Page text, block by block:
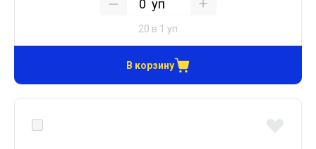
уп
20 в 1 уп
В корзину